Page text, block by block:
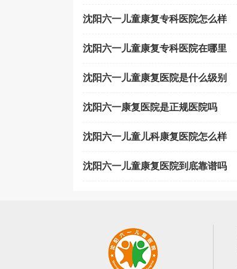
沈阳六一儿童康复专科医院怎么样
沈阳六一儿童康复专科医院在哪里
沈阳六一儿童康复医院是什么级别
沈阳六一康复医院是正规医院吗
沈阳六一儿童儿科康复医院怎么样
沈阳六一儿童康复医院到底靠谱吗